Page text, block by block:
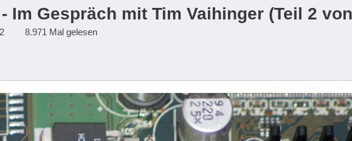
Im Gespräch mit Tim Vaihinger (Teil 2
8.971 Mal gelesen